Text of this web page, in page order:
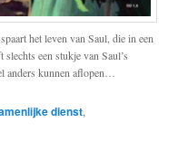
het leven van Saul, die in een
een stukje van Saul’s
anders kunnen aflopen…
dienst,